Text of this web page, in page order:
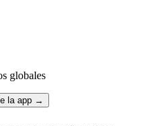
globales
la app →